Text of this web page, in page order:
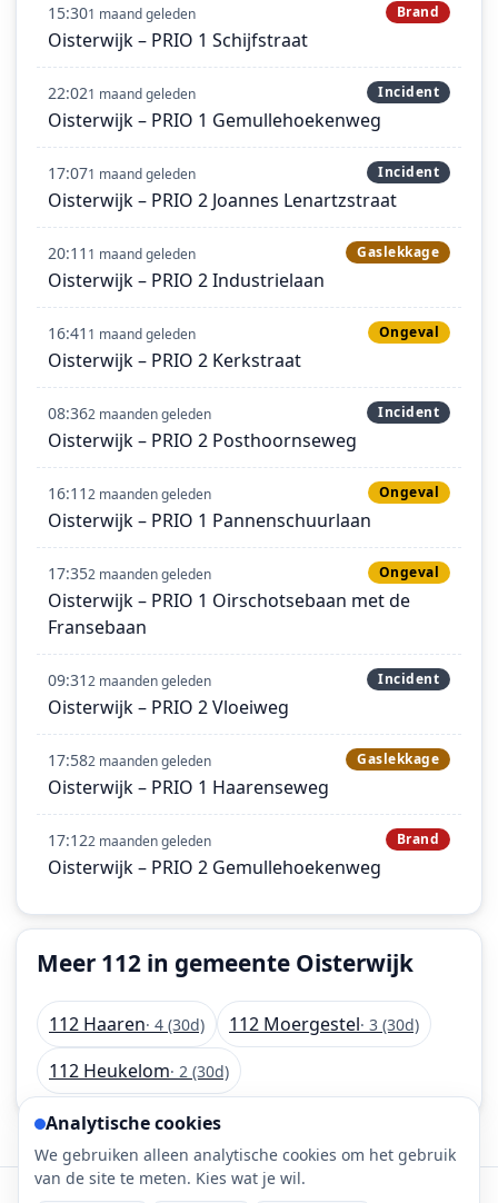
15:301 maand geleden Brand
Oisterwijk – PRIO 1 Schijfstraat
22:021 maand geleden Incident
Oisterwijk – PRIO 1 Gemullehoekenweg
17:071 maand geleden Incident
Oisterwijk – PRIO 2 Joannes Lenartzstraat
20:11 1 maand geleden Gaslekkage
Oisterwijk – PRIO 2 Industrielaan
16:41 1 maand geleden Ongeval
Oisterwijk – PRIO 2 Kerkstraat
08:362 maanden geleden Incident
Oisterwijk – PRIO 2 Posthoornseweg
16:112 maanden geleden Ongeval
Oisterwijk – PRIO 1 Pannenschuurlaan
17:352 maanden geleden Ongeval
Oisterwijk – PRIO 1 Oirschotsebaan met de
Fransebaan
09:312 maanden geleden Incident
Oisterwijk – PRIO 2 Vloeiweg
17:582 maanden geleden Gaslekkage
Oisterwijk – PRIO 1 Haarenseweg
17:122 maanden geleden Brand
Oisterwijk – PRIO 2 Gemullehoekenweg
Meer 112 in gemeente Oisterwijk
112 Haaren· 4 (30d) 112 Moergestel· 3 (30d)
112 Heukelom· 2 (30d)
112-meldingen.nl • 112 meldingen is onderdeel
Analytische cookies
We gebruiken alleen analytische cookies om het gebruik
van de site te meten. Kies wat je wil.